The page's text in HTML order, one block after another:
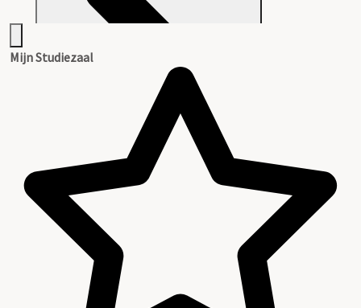
Archieven van de Landen van Overmaas
Mijn Studiezaal